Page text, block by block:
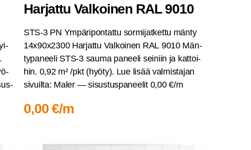
Har­jat­tu Val­koi­nen RAL 9010
STS‑3 PN Ympä­ri­pon­tat­tu sor­mi­jat­ket­tu män­ty
14x90x2300 Har­jat­tu Val­koi­nen RAL 9010 Män­
ty­pa­nee­li STS‑3 sau­ma panee­li sei­niin ja kat­toi­
hin. 0,92 m² /pkt (hyö­ty). Lue lisää val­mis­ta­jan
sivuil­ta: Maler — sisus­tus­pa­nee­lit 0,00 €/m
0,00 €/m